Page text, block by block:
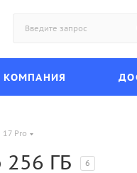
КОМПАНИЯ
17 Pro
256 ГБ 6